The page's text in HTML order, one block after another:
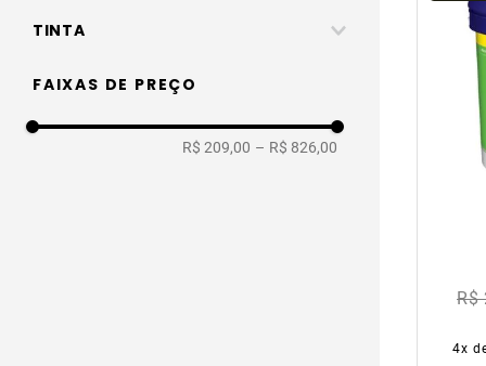
Coral
TINTA
Acrílica
FAIXAS DE PREÇO
R$ 209,00 – R$ 826,00
R$
4x